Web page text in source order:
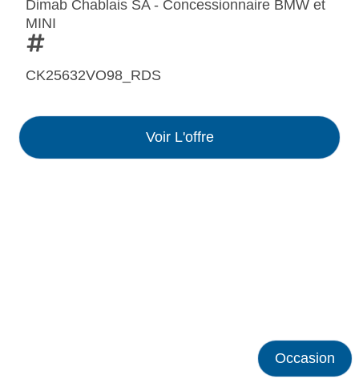
Dimab Chablais SA - Concessionnaire BMW et
MINI
CK25632VO98_RDS
Voir L'offre
Occasion